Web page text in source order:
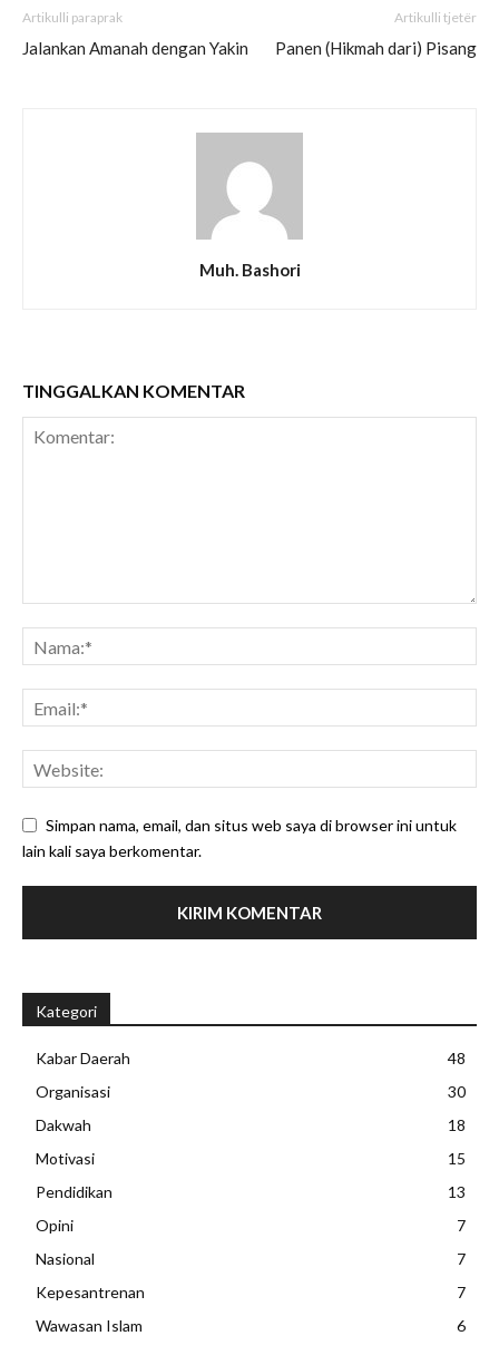
Artikulli paraprak
Jalankan Amanah dengan Yakin
Artikulli tjetër
Panen (Hikmah dari) Pisang
Muh. Bashori
TINGGALKAN KOMENTAR
Simpan nama, email, dan situs web saya di browser ini untuk
lain kali saya berkomentar.
Kategori
Kabar Daerah
48
Organisasi
30
Dakwah
18
Motivasi
15
Pendidikan
13
Opini
7
Nasional
7
Kepesantrenan
7
Wawasan Islam
6